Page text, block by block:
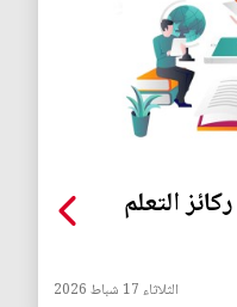
التعلم
الثلاثاء 17 شباط 2026